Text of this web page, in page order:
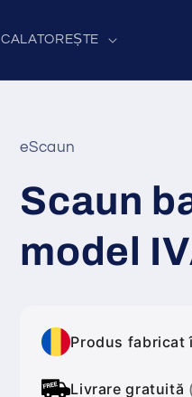
CALATOREȘTE
eScaun
Scaun
model
Produs fabricat
Livrare gratuită